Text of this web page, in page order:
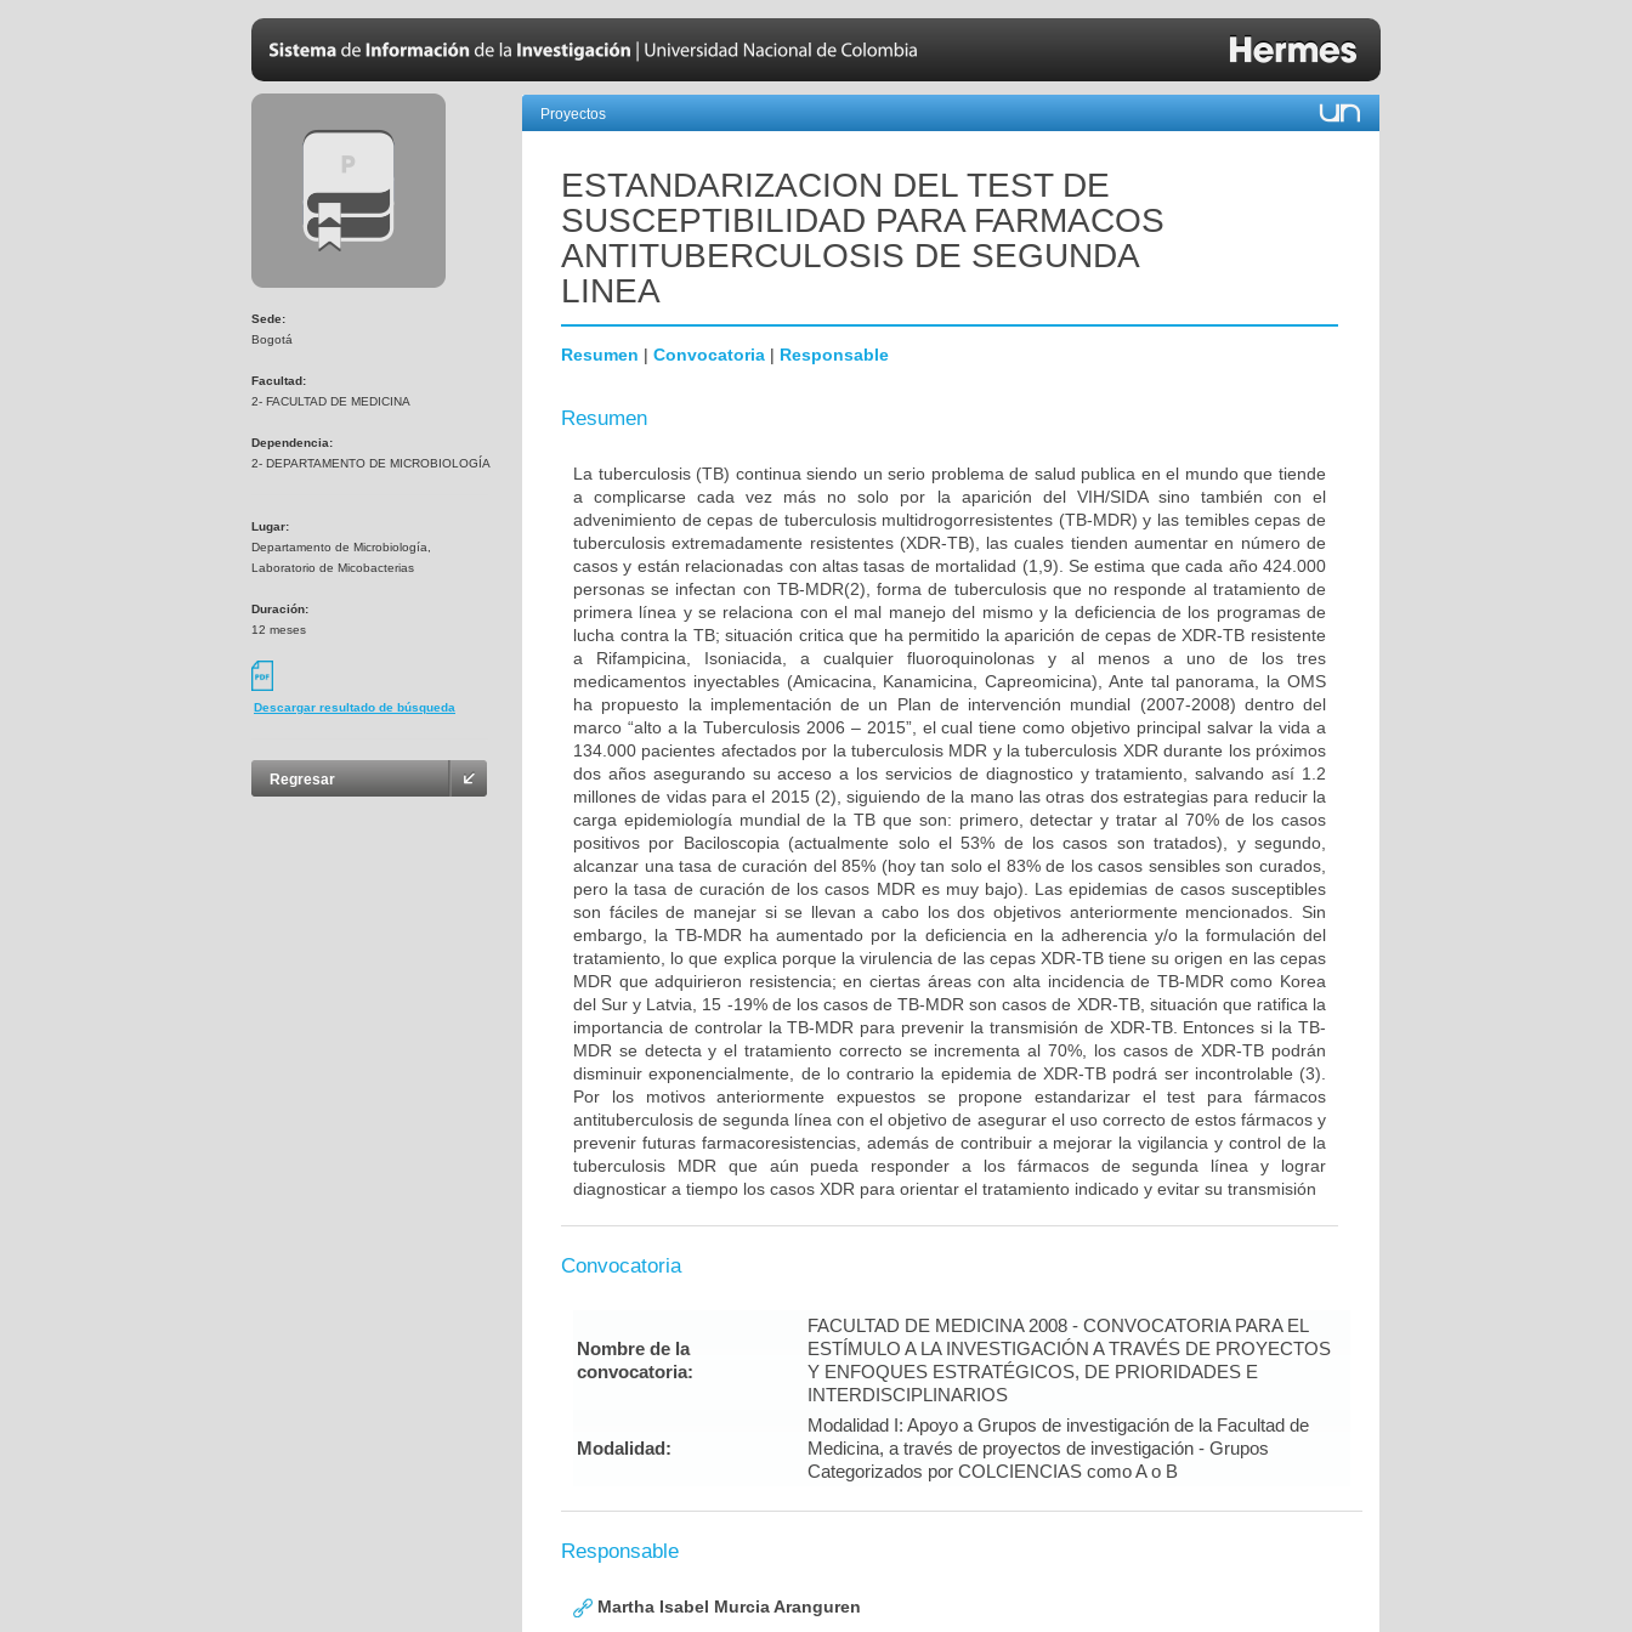
Sede:
Bogotá
Facultad:
2- FACULTAD DE MEDICINA
Dependencia:
2- DEPARTAMENTO DE MICROBIOLOGÍA
Lugar:
Departamento de Microbiología,
Laboratorio de Micobacterias
Duración:
12 meses
Descargar resultado de búsqueda
Regresar
Proyectos
ESTANDARIZACION DEL TEST DE
SUSCEPTIBILIDAD PARA FARMACOS
ANTITUBERCULOSIS DE SEGUNDA
LINEA
Resumen | Convocatoria | Responsable
Resumen
La tuberculosis (TB) continua siendo un serio problema de salud publica en el mundo que tiende
a complicarse cada vez más no solo por la aparición del VIH/SIDA sino también con el
advenimiento de cepas de tuberculosis multidrogorresistentes (TB-MDR) y las temibles cepas de
tuberculosis extremadamente resistentes (XDR-TB), las cuales tienden aumentar en número de
casos y están relacionadas con altas tasas de mortalidad (1,9). Se estima que cada año 424.000
personas se infectan con TB-MDR(2), forma de tuberculosis que no responde al tratamiento de
primera línea y se relaciona con el mal manejo del mismo y la deficiencia de los programas de
lucha contra la TB; situación critica que ha permitido la aparición de cepas de XDR-TB resistente
a Rifampicina, Isoniacida, a cualquier fluoroquinolonas y al menos a uno de los tres
medicamentos inyectables (Amicacina, Kanamicina, Capreomicina), Ante tal panorama, la OMS
ha propuesto la implementación de un Plan de intervención mundial (2007-2008) dentro del
marco “alto a la Tuberculosis 2006 – 2015”, el cual tiene como objetivo principal salvar la vida a
134.000 pacientes afectados por la tuberculosis MDR y la tuberculosis XDR durante los próximos
dos años asegurando su acceso a los servicios de diagnostico y tratamiento, salvando así 1.2
millones de vidas para el 2015 (2), siguiendo de la mano las otras dos estrategias para reducir la
carga epidemiología mundial de la TB que son: primero, detectar y tratar al 70% de los casos
positivos por Baciloscopia (actualmente solo el 53% de los casos son tratados), y segundo,
alcanzar una tasa de curación del 85% (hoy tan solo el 83% de los casos sensibles son curados,
pero la tasa de curación de los casos MDR es muy bajo). Las epidemias de casos susceptibles
son fáciles de manejar si se llevan a cabo los dos objetivos anteriormente mencionados. Sin
embargo, la TB-MDR ha aumentado por la deficiencia en la adherencia y/o la formulación del
tratamiento, lo que explica porque la virulencia de las cepas XDR-TB tiene su origen en las cepas
MDR que adquirieron resistencia; en ciertas áreas con alta incidencia de TB-MDR como Korea
del Sur y Latvia, 15 -19% de los casos de TB-MDR son casos de XDR-TB, situación que ratifica la
importancia de controlar la TB-MDR para prevenir la transmisión de XDR-TB. Entonces si la TB-
MDR se detecta y el tratamiento correcto se incrementa al 70%, los casos de XDR-TB podrán
disminuir exponencialmente, de lo contrario la epidemia de XDR-TB podrá ser incontrolable (3).
Por los motivos anteriormente expuestos se propone estandarizar el test para fármacos
antituberculosis de segunda línea con el objetivo de asegurar el uso correcto de estos fármacos y
prevenir futuras farmacoresistencias, además de contribuir a mejorar la vigilancia y control de la
tuberculosis MDR que aún pueda responder a los fármacos de segunda línea y lograr
diagnosticar a tiempo los casos XDR para orientar el tratamiento indicado y evitar su transmisión
Convocatoria
Nombre de la
convocatoria:
FACULTAD DE MEDICINA 2008 - CONVOCATORIA PARA EL
ESTÍMULO A LA INVESTIGACIÓN A TRAVÉS DE PROYECTOS
Y ENFOQUES ESTRATÉGICOS, DE PRIORIDADES E
INTERDISCIPLINARIOS
Modalidad:
Modalidad I: Apoyo a Grupos de investigación de la Facultad de
Medicina, a través de proyectos de investigación - Grupos
Categorizados por COLCIENCIAS como A o B
Responsable
Martha Isabel Murcia Aranguren